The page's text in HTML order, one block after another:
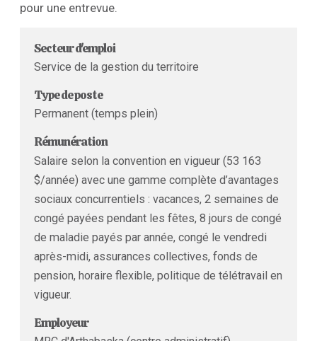
pour une entrevue.
Secteur d'emploi
Service de la gestion du territoire
Type de poste
Permanent (temps plein)
Rémunération
Salaire selon la convention en vigueur (53 163
$/année) avec une gamme complète d’avantages
sociaux concurrentiels : vacances, 2 semaines de
congé payées pendant les fêtes, 8 jours de congé
de maladie payés par année, congé le vendredi
après-midi, assurances collectives, fonds de
pension, horaire flexible, politique de télétravail en
vigueur.
Employeur